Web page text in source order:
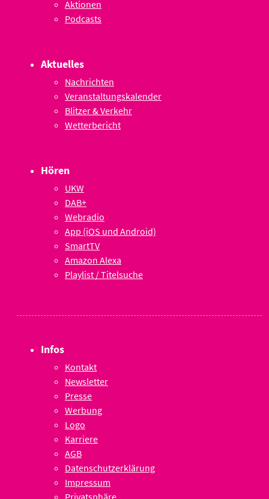
Aktionen
Podcasts
Aktuelles
Nachrichten
Veranstaltungskalender
Blitzer & Verkehr
Wetterbericht
Hören
UKW
DAB+
Webradio
App (iOS und Android)
SmartTV
Amazon Alexa
Playlist / Titelsuche
Infos
Kontakt
Newsletter
Presse
Werbung
Logo
Karriere
AGB
Datenschutzerklärung
Impressum
Privatsphäre